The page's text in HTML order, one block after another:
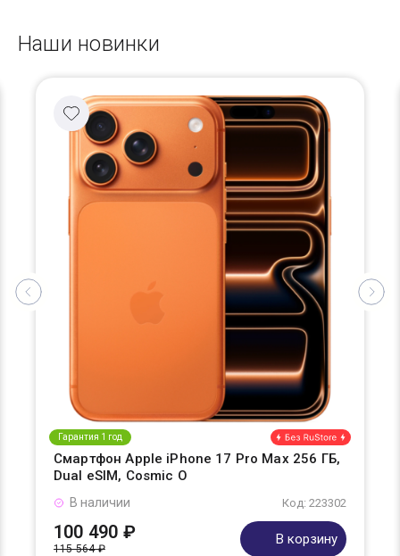
Наши новинки
Гарантия 1 год
Смартфон Apple iPhone 17 Pro Max 256 ГБ,
Dual eSIM, Cosmic O
Код: 223302
В наличии
100 490 ₽
115 564 ₽
В корзину